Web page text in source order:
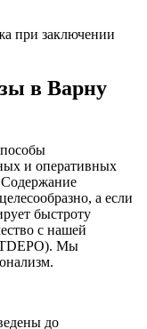
при заключении
в Варну
и оперативных
Содержание
а если
быстроту
с нашей
Мы
до